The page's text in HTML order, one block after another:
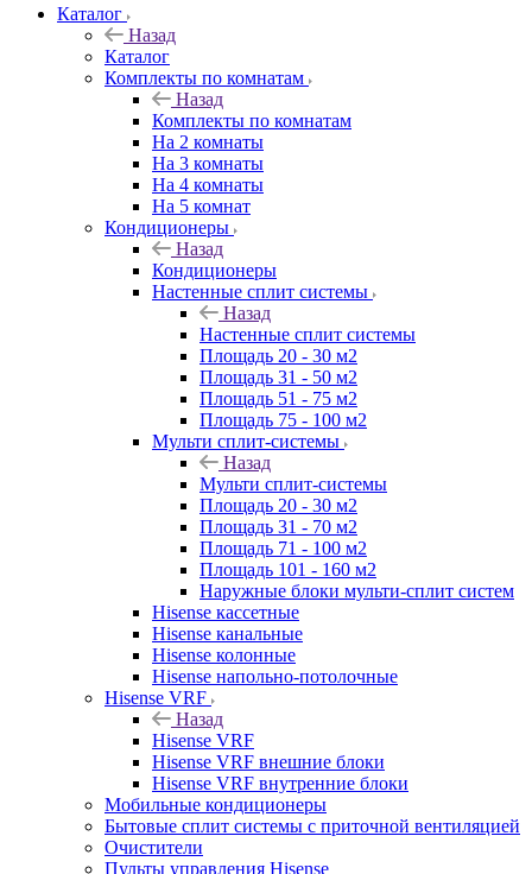
Каталог
Назад
Каталог
Комплекты по комнатам
Назад
Комплекты по комнатам
На 2 комнаты
На 3 комнаты
На 4 комнаты
На 5 комнат
Кондиционеры
Назад
Кондиционеры
Настенные сплит системы
Назад
Настенные сплит системы
Площадь 20 - 30 м2
Площадь 31 - 50 м2
Площадь 51 - 75 м2
Площадь 75 - 100 м2
Мульти сплит-системы
Назад
Мульти сплит-системы
Площадь 20 - 30 м2
Площадь 31 - 70 м2
Площадь 71 - 100 м2
Площадь 101 - 160 м2
Наружные блоки мульти-сплит систем
Hisense кассетные
Hisense канальные
Hisense колонные
Hisense напольно-потолочные
Hisense VRF
Назад
Hisense VRF
Hisense VRF внешние блоки
Hisense VRF внутренние блоки
Мобильные кондиционеры
Бытовые сплит системы с приточной вентиляцией
Очистители
Пульты управления Hisense